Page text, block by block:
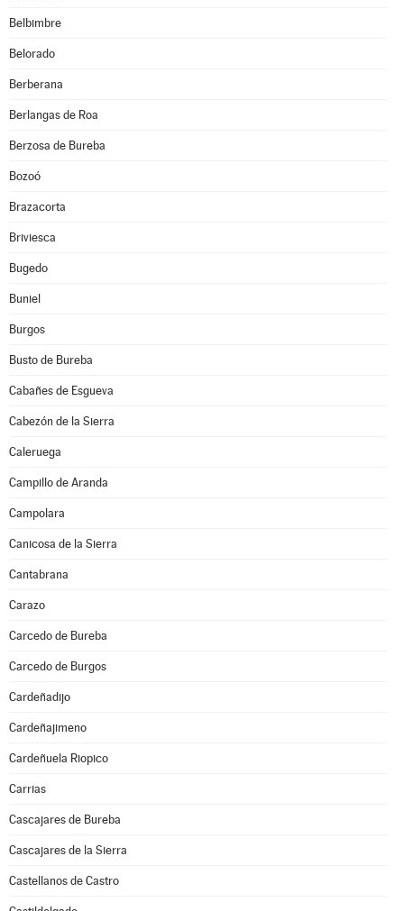
Belbimbre
Belorado
Berberana
Berlangas de Roa
Berzosa de Bureba
Bozoó
Brazacorta
Briviesca
Bugedo
Buniel
Burgos
Busto de Bureba
Cabañes de Esgueva
Cabezón de la Sierra
Caleruega
Campillo de Aranda
Campolara
Canicosa de la Sierra
Cantabrana
Carazo
Carcedo de Bureba
Carcedo de Burgos
Cardeñadijo
Cardeñajimeno
Cardeñuela Riopico
Carrias
Cascajares de Bureba
Cascajares de la Sierra
Castellanos de Castro